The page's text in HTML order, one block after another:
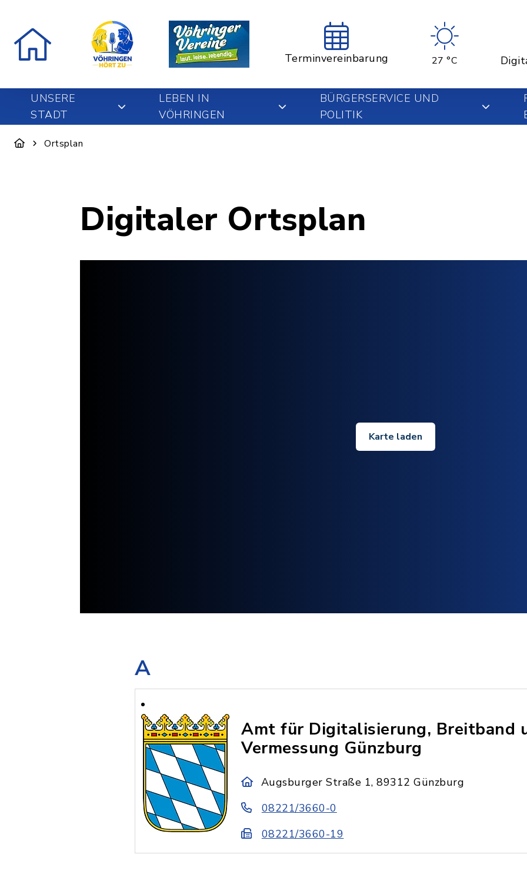
Terminvereinbarung 27 °C
UNSERE
STADT
LEBEN IN
VÖHRINGEN
BÜRGERSERVICE UND
POLITIK
Ortsplan
Digitaler Ortsplan
Karte laden
A
Amt für Digitalisierung, Breitband
Vermessung Günzburg
Augsburger Straße 1, 89312 Günzburg
08221/3660-0
08221/3660-19